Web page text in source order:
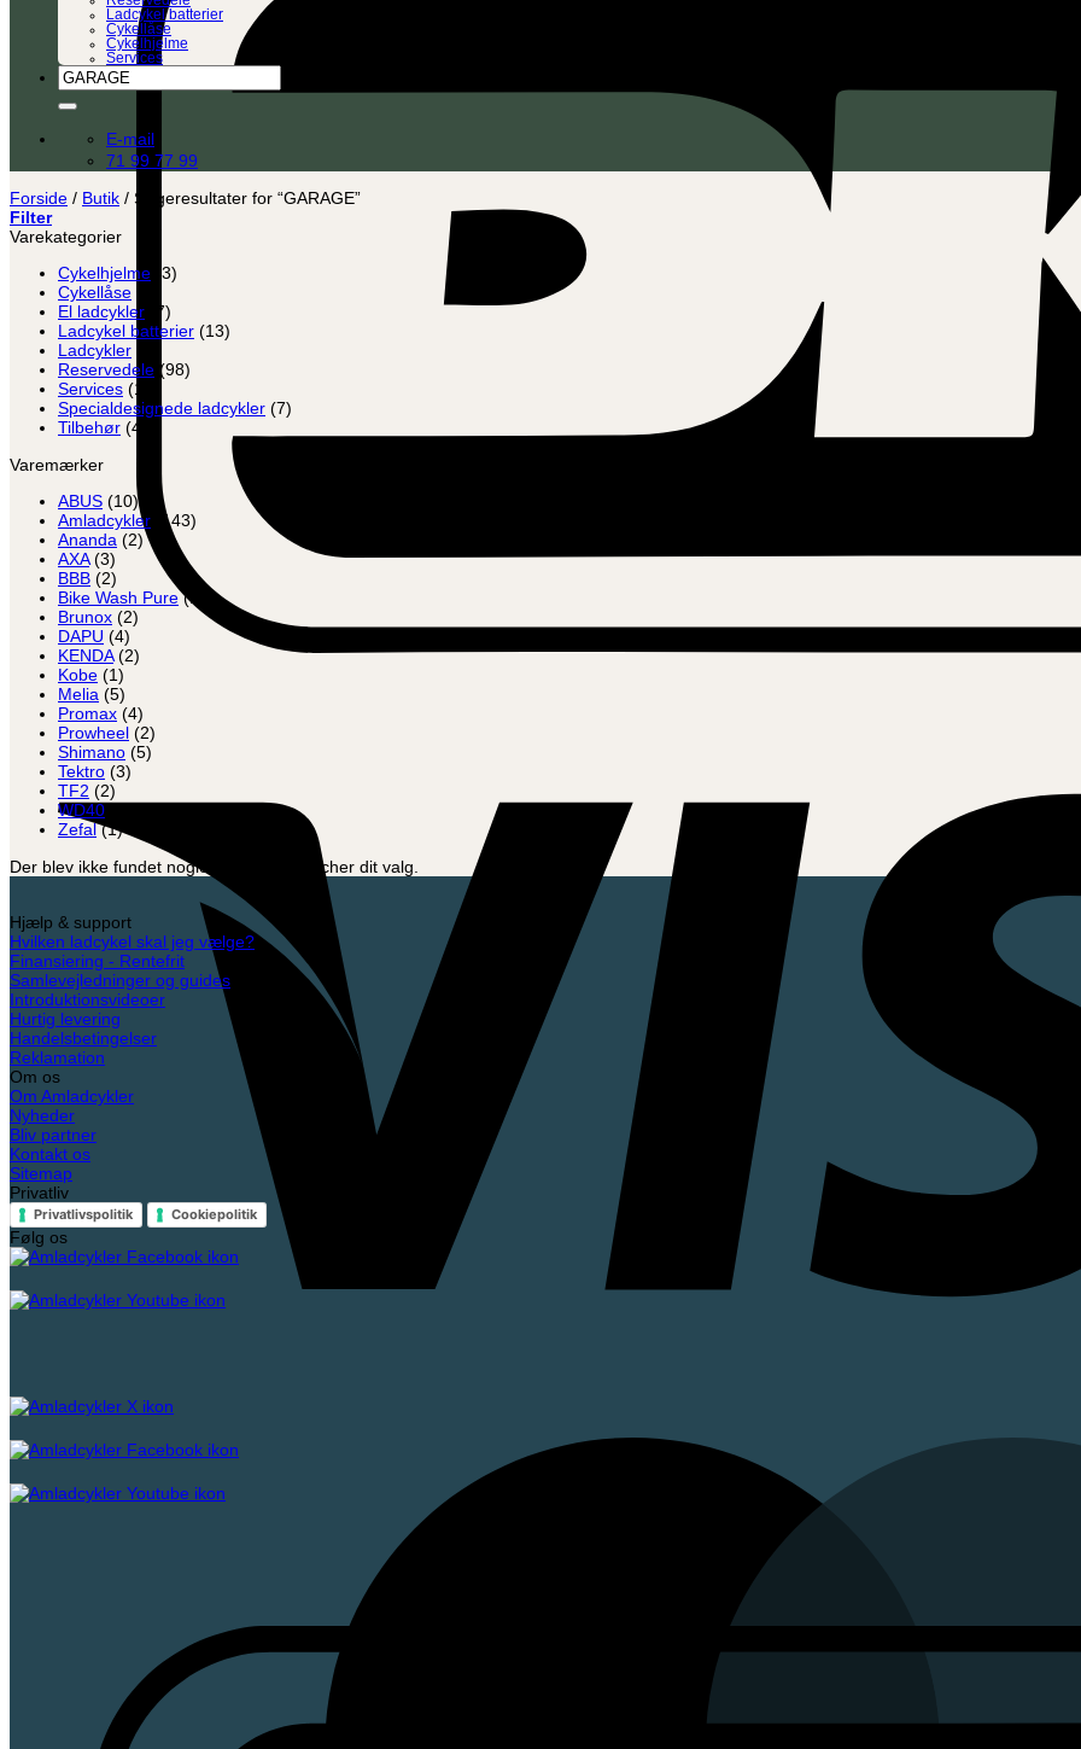
Ladcykel batterier
Cykellåse
Cykelhjelme
Services
Søg
efter:
E-mail
71 99 77 99
Forside / Butik / Søgeresultater for “GARAGE”
Filter
Varekategorier
Cykelhjelme (3)
Cykellåse
El ladcykler
(7)
Ladcykel batterier (13)
Ladcykler
Reservedele (98)
Services (12)
Specialdesignede ladcykler (7)
Tilbehør (45)
Varemærker
ABUS (10)
Amladcykler
(143)
Ananda (2)
AXA (3)
BBB (2)
Bike Wash Pure (1)
Brunox (2)
DAPU (4)
KENDA (2)
Kobe (1)
Melia (5)
Promax (4)
Prowheel (2)
Shimano (5)
Tektro (3)
TF2 (2)
WD40
Zefal (1)
Der blev ikke fundet nogle varer, der matcher dit valg.
Hjælp & support
Hvilken ladcykel skal jeg vælge?
Finansiering - Rentefrit
Samlevejledninger og guides
Introduktionsvideoer
Hurtig levering
Handelsbetingelser
Reklamation
Om os
Om Amladcykler
Nyheder
Bliv partner
Kontakt os
Sitemap
Privatliv
Privatlivspolitik Cookiepolitik
Følg os